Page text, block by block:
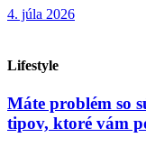
4. júla 2026
Lifestyle
Máte problém so
tipov, ktoré vám